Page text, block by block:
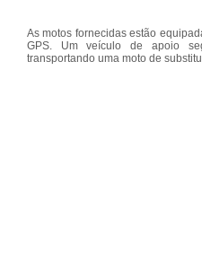
As motos fornecidas estão
GPS. Um veículo de apoio
transportando uma moto de